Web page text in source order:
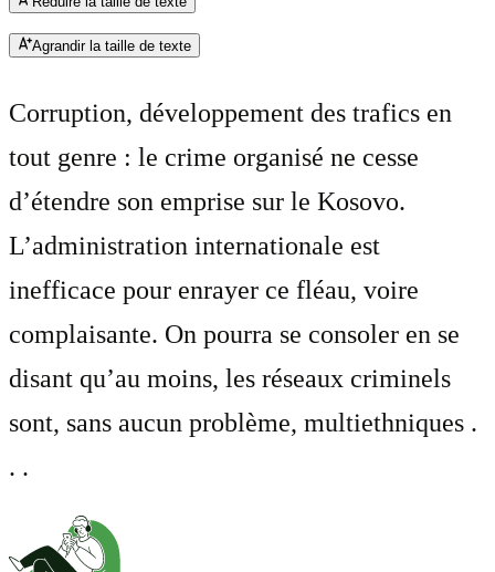
Agrandir la taille de texte
Corruption, développement des trafics en
tout genre : le crime organisé ne cesse
d’étendre son emprise sur le Kosovo.
L’administration internationale est
inefficace pour enrayer ce fléau, voire
complaisante. On pourra se consoler en se
disant qu’au moins, les réseaux criminels
sont, sans aucun problème, multiethniques .
. .